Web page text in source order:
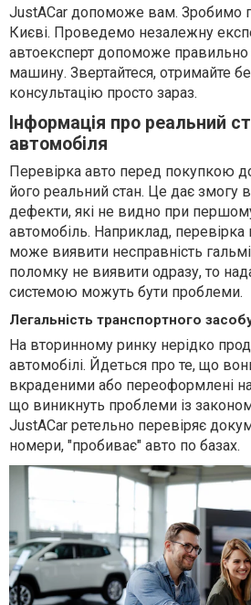
JustACar допоможе вам. Зробимо
Києві. Проведемо незалежну
автоексперт допоможе
машину. Звертайтеся, отримайте
консультацію просто зараз.
Інформація про реальний
автомобіля
Перевірка авто перед покупкою
його реальний стан. Це дає змогу
дефекти, які не видно при
автомобіль. Наприклад, перевірка
може виявити несправність
поломку не виявити одразу, то
системою можуть бути проблеми.
Легальність транспортного
На вторинному ринку нерідко
автомобілі. Йдеться про те, що
вкраденими або переоформлені
що виникнуть проблеми із
JustACar ретельно перевіряє
номери, "пробиває" авто по базах.